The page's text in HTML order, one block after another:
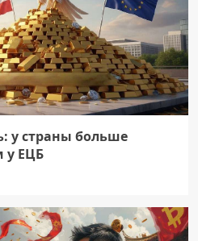
у страны больше
у ЕЦБ